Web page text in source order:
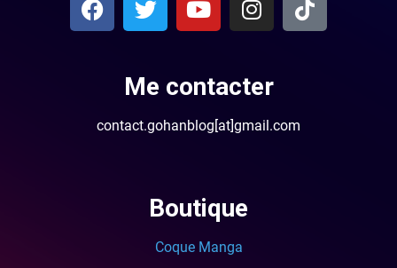
Me contacter
contact.gohanblog[at]gmail.com
Boutique
Coque Manga